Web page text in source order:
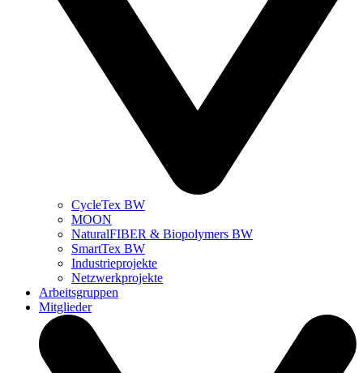
CycleTex BW
MOON
NaturalFIBER & Biopolymers BW
SmartTex BW
Industrieprojekte
Netzwerkprojekte
Arbeitsgruppen
Mitglieder